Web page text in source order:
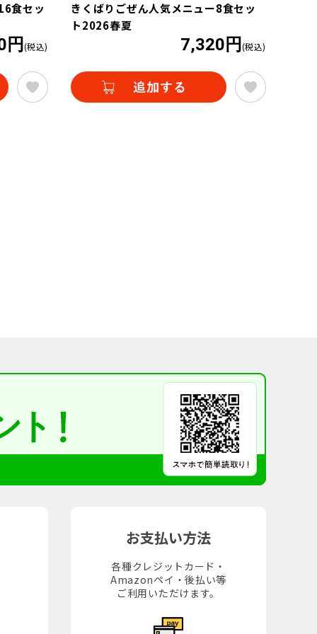
食セッ
円 (税込)
きくばりごぜん人気メニュー8食セッ
ト2026春夏
7,320円 (税込)
お支払い方法
各種クレジットカード・
Amazonペイ・後払い等
ご利用いただけます。